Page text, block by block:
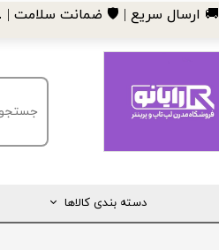
دسته بندی کالاها
​🚚 ارسال سریع | 🛡️ ضمانت سلامت | 📞